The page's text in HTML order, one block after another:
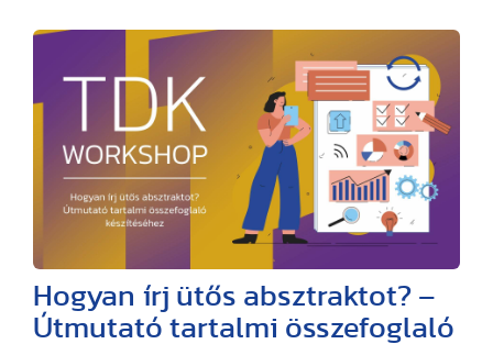
Hogyan írj ütős absztraktot? –
Útmutató tartalmi összefoglaló